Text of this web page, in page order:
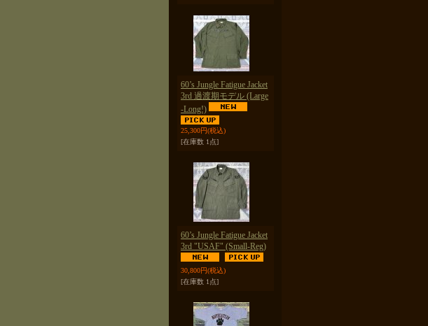
60’s Jungle Fatigue Jacket
3rd 過渡期モデル (Large
-Long!)
25,300円(税込)
[在庫数 1点]
60’s Jungle Fatigue Jacket
3rd "USAF" (Small-Reg)
30,800円(税込)
[在庫数 1点]